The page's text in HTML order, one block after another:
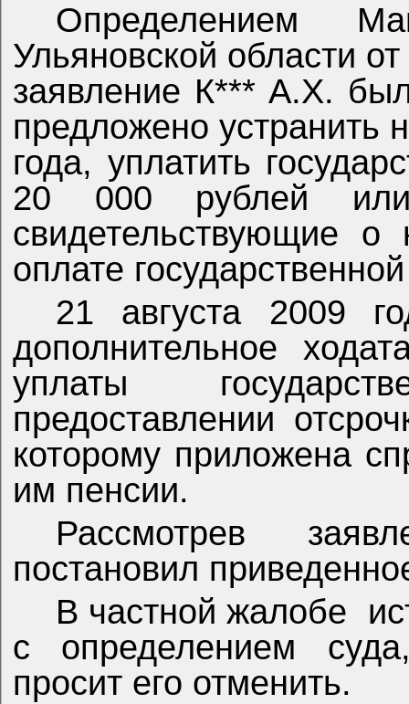
Определением
Ульяновской области
заявление К*** А.Х.
предложено устранить
года, уплатить
20 000 рублей или
свидетельствующие о
оплате
21 августа 2009
дополнительное
уплаты
предоставлении
которому приложена
им пенсии.
Рассмотрев
постановил
В частной жалобе
с определением
просит его отменить.